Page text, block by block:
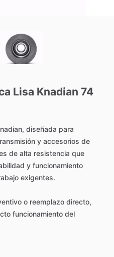
Lisa Knadian 74
diseñada para
y accesorios de
de alta resistencia que
y funcionamiento
exigentes.
o reemplazo directo,
funcionamiento del